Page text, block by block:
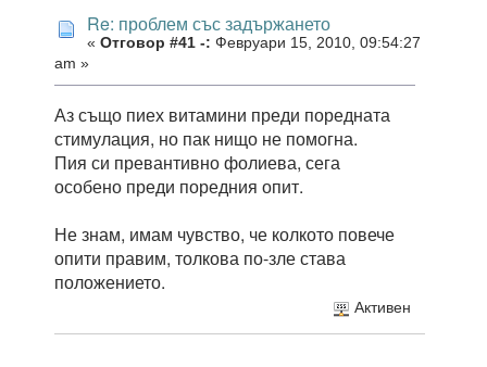
Re: проблем със задържането
« Отговор #41 -: Февруари 15, 2010, 09:54:27
am »
Аз също пиех витамини преди поредната
стимулация, но пак нищо не помогна.
Пия си превантивно фолиева, сега
особено преди поредния опит.
Не знам, имам чувство, че колкото повече
опити правим, толкова по-зле става
положението.
Активен